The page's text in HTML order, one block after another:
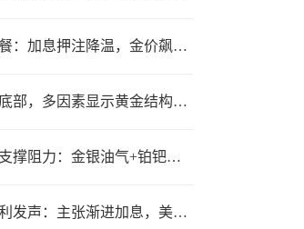
8月6日财经早餐：加息押注降温，金价飙升至近两个月高位，地缘缓和预期，美油75关口拉锯
投行称4000是底部，多因素显示黄金结构性机会显现
一张图看商品支撑阻力：金银油气+铂钯铜农产品期货(2026年8月5日)
美联储卡什卡利发声：主张渐进加息，美联储内部政策分歧